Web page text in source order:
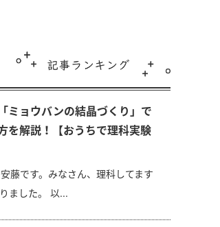
ミョウバンの結晶づくり」で
を解説！【おうちで理科実験
藤です。みなさん、理科してます
ました。 以...